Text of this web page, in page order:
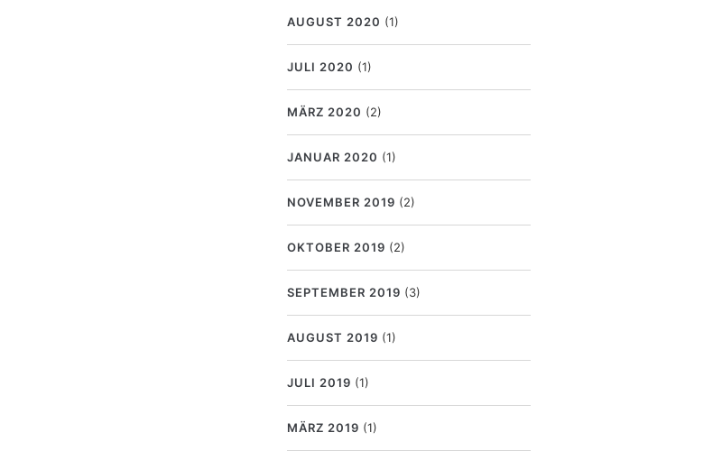
AUGUST 2020 (1)
JULI 2020 (1)
MÄRZ 2020 (2)
JANUAR 2020 (1)
NOVEMBER 2019 (2)
OKTOBER 2019 (2)
SEPTEMBER 2019 (3)
AUGUST 2019 (1)
JULI 2019 (1)
MÄRZ 2019 (1)